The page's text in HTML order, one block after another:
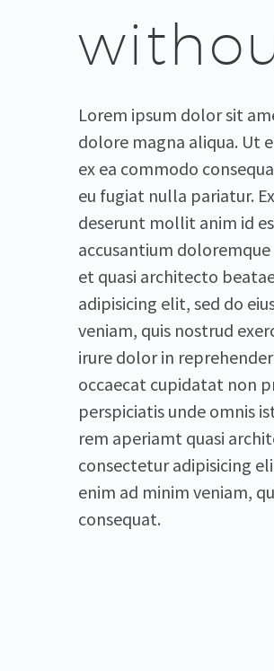
Lorem ipsum dolor sit
dolore magna aliqua. Ut
ex ea commodo
eu fugiat nulla pariatur.
deserunt mollit anim id
accusantium
et quasi architecto
adipisicing elit, sed do
veniam, quis nostrud
irure dolor in
occaecat cupidatat non
perspiciatis unde omnis
rem aperiamt quasi
consectetur adipisicing
enim ad minim veniam,
consequat.